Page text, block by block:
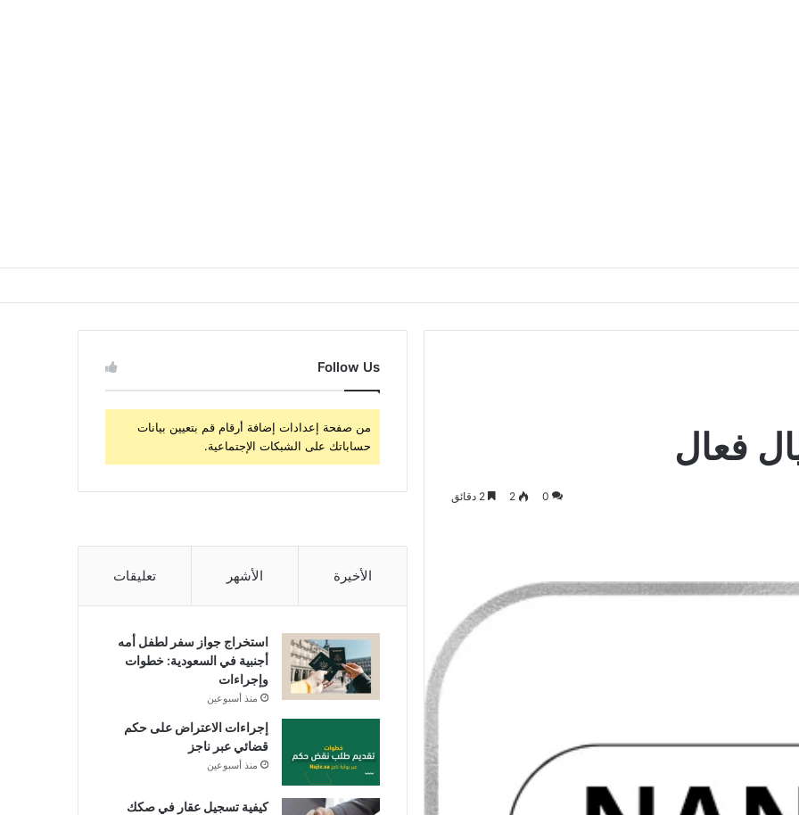
0
2
Follow Us
من صفحة إعدادات إضافة أرقام قم بتعيين بيانات
حساباتك على الشبكات الإجتماعية.
الأخيرة الأشهر تعليقات
استخراج جواز سفر لطفل أمه
أجنبية في السعودية: خطوات
وإجراءات
منذ أسبوعين
إجراءات الاعتراض على حكم
قضائي عبر ناجز
منذ أسبوعين
كيفية تسجيل عقار في صكك